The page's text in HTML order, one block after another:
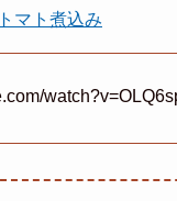
マト煮込み